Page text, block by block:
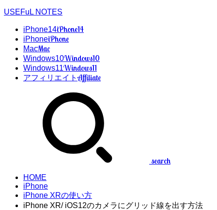
USEFuL NOTES
iPhone14iPhone14
iPhoneiPhone
MacMac
Windows10Windows10
Windows11Windows11
アフィリエイトAffiliate
search
HOME
iPhone
iPhone XRの使い方
iPhone XR/ iOS12のカメラにグリッド線を出す方法